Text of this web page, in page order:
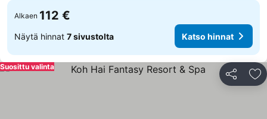
Alkaen 112 €
Näytä hinnat 7 sivustolta Katso hinnat
Jaa
Suosittu valinta